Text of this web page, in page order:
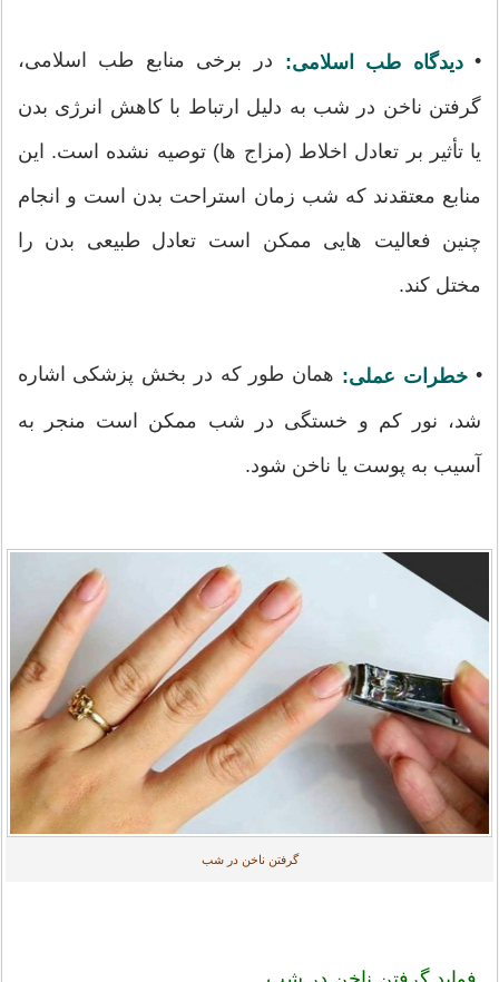
•دیدگاه طب اسلامی: در برخی منابع طب اسلامی،
گرفتن ناخن در شب به دلیل ارتباط با کاهش انرژی بدن
یا تأثیر بر تعادل اخلاط (مزاج ها) توصیه نشده است. این
منابع معتقدند که شب زمان استراحت بدن است و انجام
چنین فعالیت هایی ممکن است تعادل طبیعی بدن را
مختل کند.
•خطرات عملی: همان طور که در بخش پزشکی اشاره
شد، نور کم و خستگی در شب ممکن است منجر به
آسیب به پوست یا ناخن شود.
گرفتن ناخن در شب